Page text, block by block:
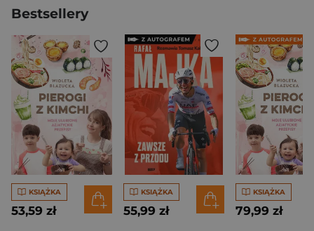
Bestsellery
KSIĄŻKA
53,59 zł
KSIĄŻKA
55,99 zł
KSIĄŻKA
79,99 zł